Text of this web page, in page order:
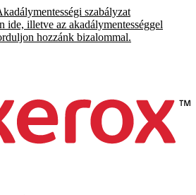
szabályzat
ide, illetve az akadálymentességgel
hozzánk bizalommal.